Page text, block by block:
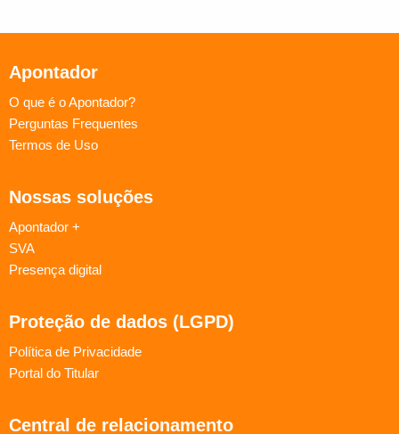
Apontador
O que é o Apontador?
Perguntas Frequentes
Termos de Uso
Nossas soluções
Apontador +
SVA
Presença digital
Proteção de dados (LGPD)
Política de Privacidade
Portal do Titular
Central de relacionamento